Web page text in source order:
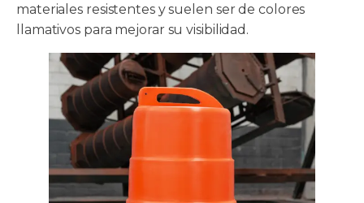
materiales resistentes y suelen ser de colores
llamativos para mejorar su visibilidad.